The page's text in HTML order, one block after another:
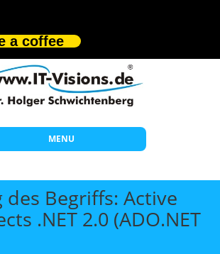
a coffee
MENU
des Begriffs: Active
.NET 2.0 (ADO.NET